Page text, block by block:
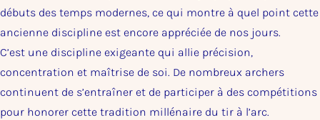
débuts des temps modernes, ce qui montre à quel point cette
ancienne discipline est encore appréciée de nos jours.
C’est une discipline exigeante qui allie précision,
concentration et maîtrise de soi. De nombreux archers
continuent de s’entraîner et de participer à des compétitions
pour honorer cette tradition millénaire du tir à l’arc.